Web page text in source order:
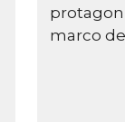
marco